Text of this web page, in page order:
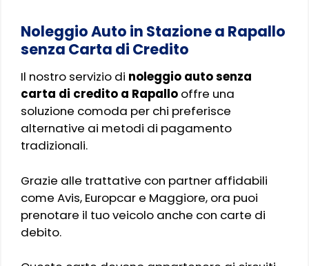
Noleggio Auto in Stazione a Rapallo
senza Carta di Credito
Il nostro servizio di noleggio auto senza
carta di credito a Rapallo offre una
soluzione comoda per chi preferisce
alternative ai metodi di pagamento
tradizionali.
Grazie alle trattative con partner affidabili
come Avis, Europcar e Maggiore, ora puoi
prenotare il tuo veicolo anche con carte di
debito.